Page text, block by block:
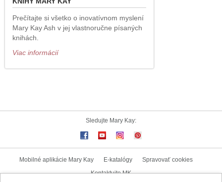
Prečítajte si všetko o inovatívnom myslení
Mary Kay Ash v jej vlastnoručne písaných
knihách.
Viac informácií
Sledujte Mary Kay:
Mobilné aplikácie Mary Kay E-katalógy
Spravovať cookies
Kontaktujte MK